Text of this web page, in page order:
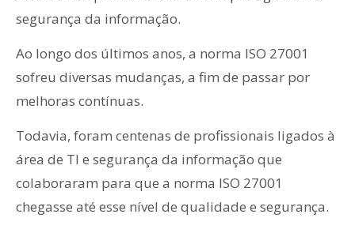
segurança da informação.
Ao longo dos últimos anos, a norma ISO 27001
sofreu diversas mudanças, a fim de passar por
melhoras contínuas.
Todavia, foram centenas de profissionais ligados à
área de TI e segurança da informação que
colaboraram para que a norma ISO 27001
chegasse até esse nível de qualidade e segurança.